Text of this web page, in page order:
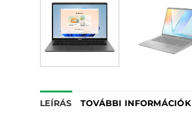
LEÍRÁS TOVÁBBI INFORMÁCIÓK